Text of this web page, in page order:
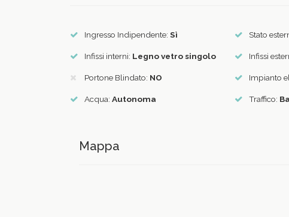
Ingresso Indipendente: Sì Stato
Infissi interni: Legno vetro singolo Infissi
Portone Blindato: NO Impianto
Acqua: Autonoma Traffico:
Mappa